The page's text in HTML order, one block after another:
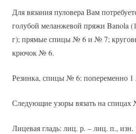
Для вязания пуловера Вам
голубой меланжевой пряжи Banola
г); прямые спицы № 6 и № 7;
крючок № 6.
Резинка, спицы № 6: попеременно 1
Следующие узоры вязать на спицах
Лицевая гладь: лиц. р. – лиц. п., изн.